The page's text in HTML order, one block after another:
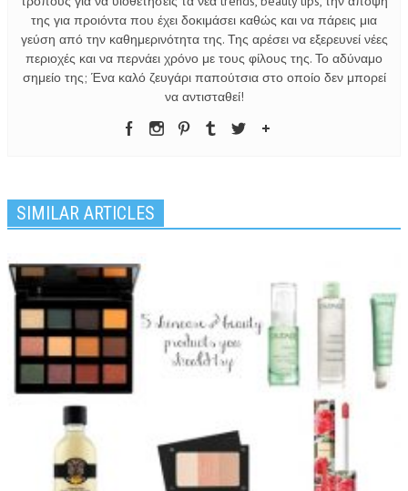
της για προιόντα που έχει δοκιμάσει καθώς και να πάρεις μια
γεύση από την καθημερινότητα της. Της αρέσει να εξερευνεί νέες
περιοχές και να περνάει χρόνο με τους φίλους της. Το αδύναμο
σημείο της; Ένα καλό ζευγάρι παπούτσια στο οποίο δεν μπορεί
να αντισταθεί!
SIMILAR ARTICLES